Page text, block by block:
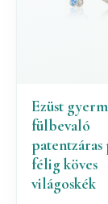
Ezüst
fülbevaló
félig köves
világoskék